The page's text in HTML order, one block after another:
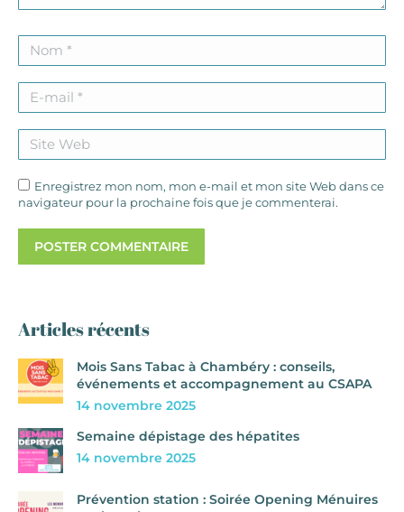
Nom *
E-mail *
Site Web
Enregistrez mon nom, mon e-mail et mon site Web dans ce
navigateur pour la prochaine fois que je commenterai.
POSTER COMMENTAIRE
Articles récents
Mois Sans Tabac à Chambéry : conseils,
événements et accompagnement au CSAPA
14 novembre 2025
Semaine dépistage des hépatites
14 novembre 2025
Prévention station : Soirée Opening Ménuires